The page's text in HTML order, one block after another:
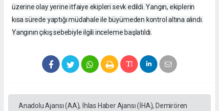
üzerine olay yerine itfaiye ekipleri sevk edildi. Yangın, ekiplerin
kısa sürede yaptığı müdahale ile büyümeden kontrol altına alındı.
Yangının çıkış sebebiyle ilgili inceleme başlatıldı.
Anadolu Ajansı (AA), İhlas Haber Ajansı (İHA), Demirören